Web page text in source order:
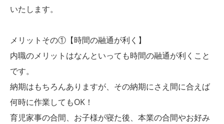
いたします。
メリットその①【時間の融通が利く】
内職のメリットはなんといっても時間の融通が利くこと
です。
納期はもちろんありますが、その納期にさえ間に合えば
何時に作業してもOK！
育児家事の合間、お子様が寝た後、本業の合間やお好み